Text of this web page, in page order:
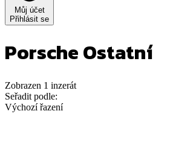
Můj účet
Přihlásit se
Porsche Ostatní
Zobrazen 1 inzerát
Seřadit podle:
Výchozí řazení